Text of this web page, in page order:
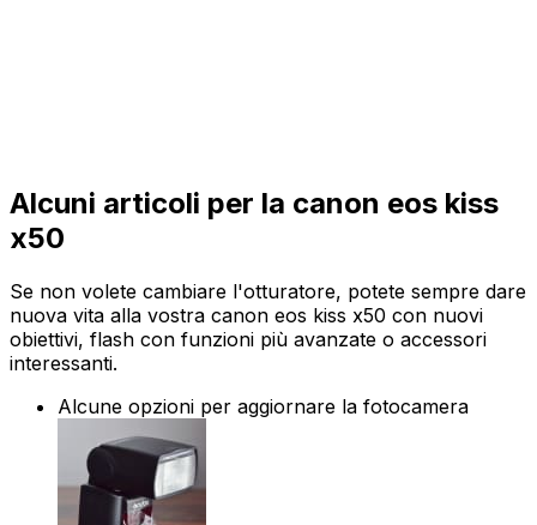
Alcuni articoli per la canon eos kiss
x50
Se non volete cambiare l'otturatore, potete sempre dare
nuova vita alla vostra canon eos kiss x50 con nuovi
obiettivi, flash con funzioni più avanzate o accessori
interessanti.
Alcune opzioni per aggiornare la fotocamera